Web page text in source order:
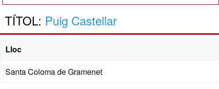
TÍTOL: Puig Castellar
Lloc
Santa Coloma de Gramenet